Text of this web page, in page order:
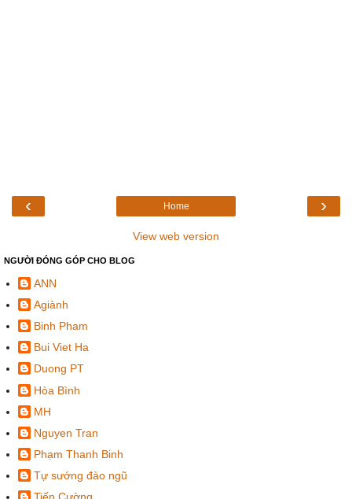
‹ ›
Home
View web version
NGƯỜI ĐÓNG GÓP CHO BLOG
ANN
Agiành
Binh Pham
Bui Viet Ha
Duong PT
Hòa Bình
MH
Nguyen Tran
Phạm Thanh Binh
Tự sướng đào ngũ